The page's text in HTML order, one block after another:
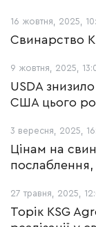
16 жовтня, 2025,
Свинарство
9 жовтня, 2025,
USDA
США цього
3 вересня, 2025,
Цінам на
27 травня, 2025,
Торік KSG